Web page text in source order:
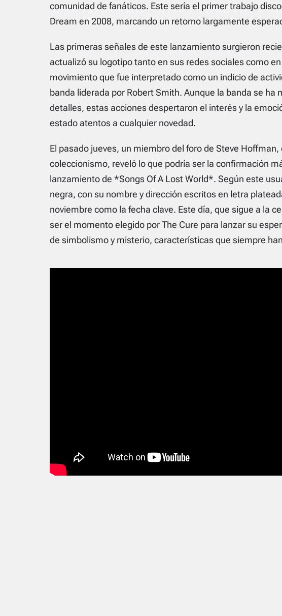
comunidad de fanáticos. Este sería el primer trabajo
Dream en 2008, marcando un retorno largamente
Las primeras señales de este lanzamiento surgieron
actualizó su logotipo tanto en sus redes sociales como
movimiento que fue interpretado como un indicio de
banda liderada por Robert Smith. Aunque la banda se ha
detalles, estas acciones despertaron el interés y la
estado atentos a cualquier novedad.
El pasado jueves, un miembro del foro de Steve
coleccionismo, reveló lo que podría ser la confirmación
lanzamiento de *Songs Of A Lost World*. Según este
negra, con su nombre y dirección escritos en letra
noviembre como la fecha clave. Este día, que sigue a la
ser el momento elegido por The Cure para lanzar su
de simbolismo y misterio, características que siempre